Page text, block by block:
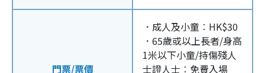
門票/票價
．成人及小童︰HK$30
．65歲或以上長者/身高
1米以下小童/持傷殘人
士證人士︰免費入場